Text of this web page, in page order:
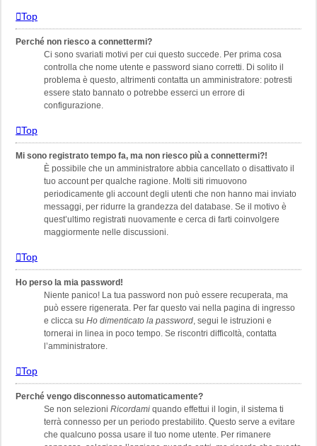
Top
Perché non riesco a connettermi?
Ci sono svariati motivi per cui questo succede. Per prima cosa
controlla che nome utente e password siano corretti. Di solito il
problema è questo, altrimenti contatta un amministratore: potresti
essere stato bannato o potrebbe esserci un errore di
configurazione.
Top
Mi sono registrato tempo fa, ma non riesco più a connettermi?!
È possibile che un amministratore abbia cancellato o disattivato il
tuo account per qualche ragione. Molti siti rimuovono
periodicamente gli account degli utenti che non hanno mai inviato
messaggi, per ridurre la grandezza del database. Se il motivo è
quest’ultimo registrati nuovamente e cerca di farti coinvolgere
maggiormente nelle discussioni.
Top
Ho perso la mia password!
Niente panico! La tua password non può essere recuperata, ma
può essere rigenerata. Per far questo vai nella pagina di ingresso
e clicca su Ho dimenticato la password , segui le istruzioni e
tornerai in linea in poco tempo. Se riscontri difficoltà, contatta
l’amministratore.
Top
Perché vengo disconnesso automaticamente?
Se non selezioni Ricordami quando effettui il login, il sistema ti
terrà connesso per un periodo prestabilito. Questo serve a evitare
che qualcuno possa usare il tuo nome utente. Per rimanere